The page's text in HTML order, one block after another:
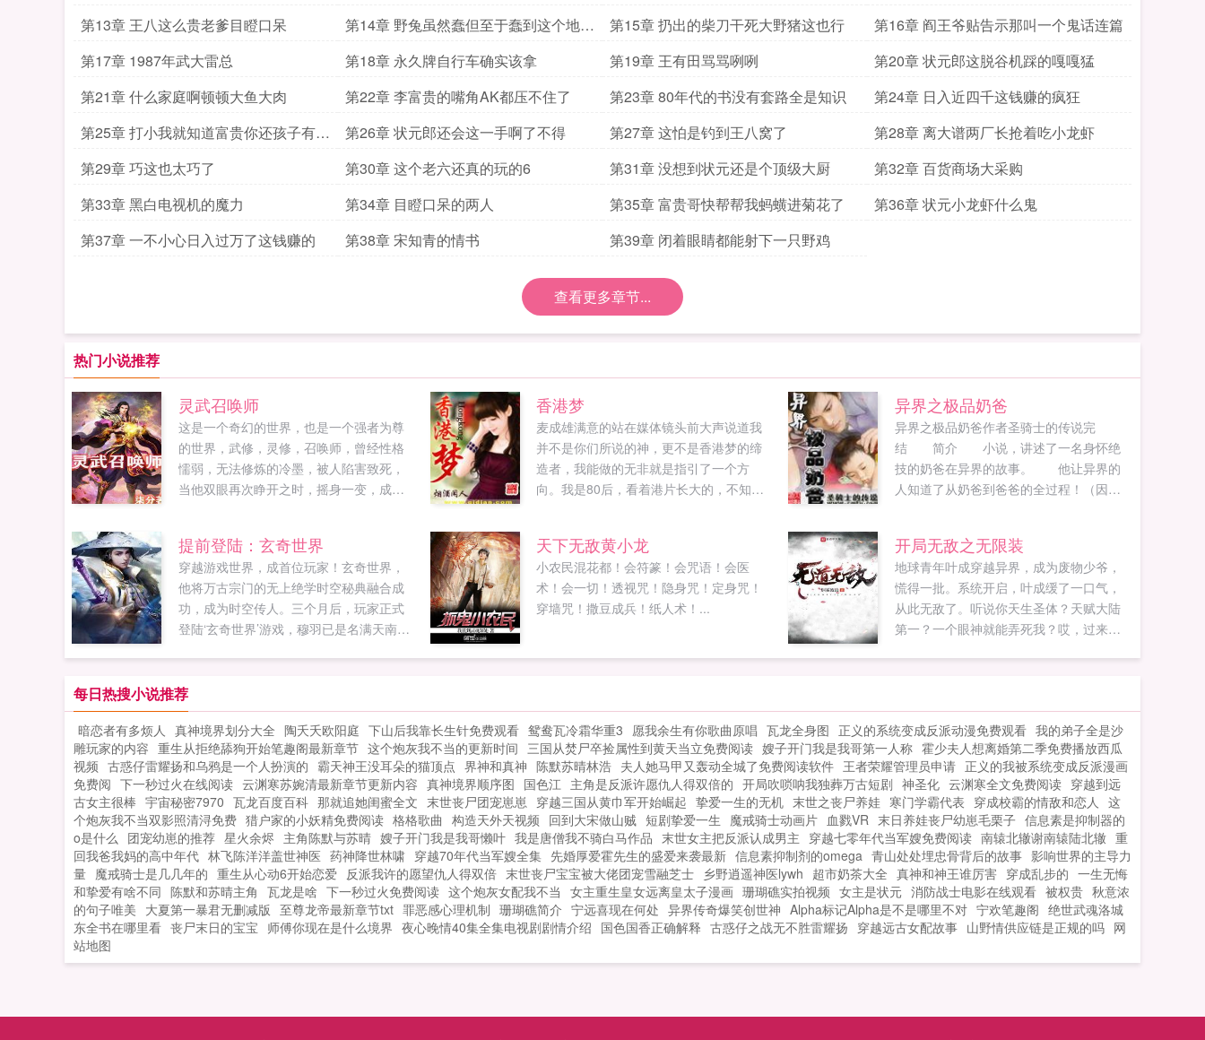
第13章 王八这么贵老爹目瞪口呆
第14章 野兔虽然蠢但至于蠢到这个地步
吗
第15章 扔出的柴刀干死大野猪这也行
第16章 阎王爷贴告示那叫一个鬼话连篇
第17章 1987年武大雷总
第18章 永久牌自行车确实该拿 第19章 王有田骂骂咧咧
第20章 状元郎这脱谷机踩的嘎嘎猛
第21章 什么家庭啊顿顿大鱼大肉
第22章 李富贵的嘴角AK都压不住了 第23章 80年代的书没有套路全是知识
第24章 日入近四千这钱赚的疯狂
第25章 打小我就知道富贵你还孩子有出
息
第26章 状元郎还会这一手啊了不得 第27章 这怕是钓到王八窝了
第28章 离大谱两厂长抢着吃小龙虾
第29章 巧这也太巧了
第30章 这个老六还真的玩的6 第31章 没想到状元还是个顶级大厨
第32章 百货商场大采购
第33章 黑白电视机的魔力
第34章 目瞪口呆的两人 第35章 富贵哥快帮帮我蚂蟥进菊花了
第36章 状元小龙虾什么鬼
第37章 一不小心日入过万了这钱赚的
第38章 宋知青的情书 第39章 闭着眼睛都能射下一只野鸡
查看更多章节...
热门小说推荐
灵武召唤师
这是一个奇幻的世界，也是一个强者为尊
的世界，武修，灵修，召唤师，曾经性格
懦弱，无法修炼的冷墨，被人陷害致死，
当他双眼再次睁开之时，摇身一变，成为
我的魔兽都不屑吃。天材地宝？本公子多
的是。圣器？对不起，等级太低，本公子
只会炼神器。契约魔兽？本公子的魔兽都
是自己送上门的。...
香港梦
麦成雄满意的站在媒体镜头前大声说道我
并不是你们所说的神，更不是香港梦的缔
造者，我能做的无非就是指引了一个方
向。我是80后，看着港片长大的，不知道
乡，但这份情难以割舍，虽然现在是好莱
坞大片当道，不过港片一直在我心中，熟
悉港片历史的人都知道港片曾经的辉煌，
即使好莱坞影人也会为港片喝彩，假如环
马桶清洁工提供的书友群119609144...
异界之极品奶爸
异界之极品奶爸作者圣骑士的传说完
结 简介 小说，讲述了一名身怀绝
技的奶爸在异界的故事。 他让异界的
人知道了从奶爸到爸爸的全过程！（因为
提前登陆：玄奇世界
穿越游戏世界，成首位玩家！玄奇世界，
他将万古宗门的无上绝学时空秘典融合成
功，成为时空传人。三个月后，玩家正式
登陆‘玄奇世界’游戏，穆羽已是名满天南的
空之下最闪耀的圣尊。云岚山下，一名月
白色衣裙的少女依偎在穆羽怀中，梨花带
雨的哭道我纳兰嫣然宁愿死也不要嫁那萧
家少爷，此生，只想嫁给穆公子你。叮！
您成功触发三...
天下无敌黄小龙
小农民混花都！会符篆！会咒语！会医
术！会一切！透视咒！隐身咒！定身咒！
穿墙咒！撒豆成兵！纸人术！...
开局无敌之无限装
地球青年叶成穿越异界，成为废物少爷，
慌得一批。系统开启，叶成缓了一口气，
从此无敌了。听说你天生圣体？天赋大陆
第一？一个眼神就能弄死我？哎，过来领
每日热搜小说推荐
暗恋者有多烦人 真神境界划分大全 陶夭夭欧阳庭 下山后我靠长生针免费观看 鸳鸯瓦冷霜华重3 愿我余生有你歌曲原唱 瓦龙全身图 正义的系统变成反派动漫免费观看 我的弟子全是沙
雕玩家的内容 重生从拒绝舔狗开始笔趣阁最新章节 这个炮灰我不当的更新时间 三国从焚尸卒捡属性到黄天当立免费阅读 嫂子开门我是我哥第一人称 霍少夫人想离婚第二季免费播放西瓜
视频 古惑仔雷耀扬和乌鸦是一个人扮演的 霸天神王没耳朵的猫顶点 界神和真神 陈默苏晴林浩 夫人她马甲又轰动全城了免费阅读软件 王者荣耀管理员申请 正义的我被系统变成反派漫画
免费阅 下一秒过火在线阅读 云渊寒苏婉清最新章节更新内容 真神境界顺序图 国色江 主角是反派许愿仇人得双倍的 开局吹唢呐我独葬万古短剧 神圣化 云渊寒全文免费阅读 穿越到远
古女主很棒 宇宙秘密7970 瓦龙百度百科 那就追她闺蜜全文 末世丧尸团宠崽崽 穿越三国从黄巾军开始崛起 挚爱一生的无机 末世之丧尸养娃 寒门学霸代表 穿成校霸的情敌和恋人 这
个炮灰我不当双影照清浔免费 猎户家的小妖精免费阅读 格格歌曲 构造天外天视频 回到大宋做山贼 短剧挚爱一生 魔戒骑士动画片 血戮VR 末日养娃丧尸幼崽毛栗子 信息素是抑制器的
o是什么 团宠幼崽的推荐 星火余烬 主角陈默与苏晴 嫂子开门我是我哥懒叶 我是唐僧我不骑白马作品 末世女主把反派认成男主 穿越七零年代当军嫂免费阅读 南辕北辙谢南辕陆北辙 重
回我爸我妈的高中年代 林飞陈洋洋盖世神医 药神降世林啸 穿越70年代当军嫂全集 先婚厚爱霍先生的盛爱来袭最新 信息素抑制剂的omega 青山处处埋忠骨背后的故事 影响世界的主导力
量 魔戒骑士是几几年的 重生从心动6开始恋爱 反派我许的愿望仇人得双倍 末世丧尸宝宝被大佬团宠雪融芝士 乡野逍遥神医lywh 超市奶茶大全 真神和神王谁厉害 穿成乱步的 一生无悔
和挚爱有啥不同 陈默和苏晴主角 瓦龙是啥 下一秒过火免费阅读 这个炮灰女配我不当 女主重生皇女远离皇太子漫画 珊瑚礁实拍视频 女主是状元 消防战士电影在线观看 被权贵 秋意浓
的句子唯美 大夏第一暴君无删减版 至尊龙帝最新章节txt 罪恶感心理机制 珊瑚礁简介 宁远喜现在何处 异界传奇爆笑创世神 Alpha标记Alpha是不是哪里不对 宁欢笔趣阁 绝世武魂洛城
东全书在哪里看 丧尸末日的宝宝 师傅你现在是什么境界 夜心晚情40集全集电视剧剧情介绍 国色国香正确解释 古惑仔之战无不胜雷耀扬 穿越远古女配故事 山野情供应链是正规的吗 网
站地图